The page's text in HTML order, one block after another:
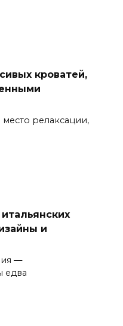
кроватей,
релаксации,
и
—
едва